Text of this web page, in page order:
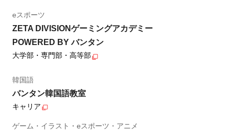
eスポーツ
ZETA DIVISIONゲーミングアカデミー
POWERED BY バンタン
大学部・専門部・高等部
韓国語
バンタン韓国語教室
キャリア
ゲーム・イラスト・eスポーツ・アニメ